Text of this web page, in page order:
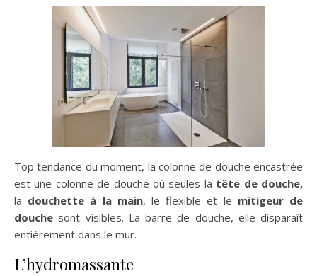
Top tendance du moment, la colonne de douche encastrée
est une colonne de douche où seules la tête de douche,
la douchette à la main, le flexible et le mitigeur de
douche sont visibles. La barre de douche, elle disparaît
entièrement dans le mur.
L’hydromassante